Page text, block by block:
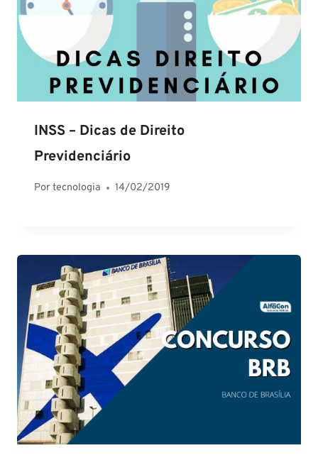
INSS – Dicas de Direito
Previdenciário
Portecnologia 14/02/2019